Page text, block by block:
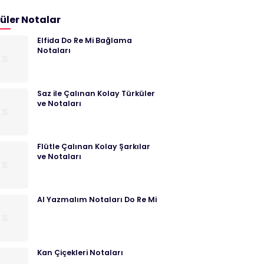
Notalar
Elfida Do Re Mi Bağlama
Notaları
Saz ile Çalınan Kolay Türküler
ve Notaları
Flütle Çalınan Kolay Şarkılar
ve Notaları
Al Yazmalım Notaları Do Re Mi
Kan Çiçekleri Notaları